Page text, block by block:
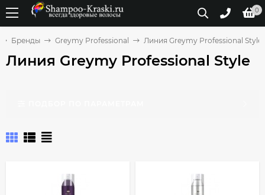
0
Бренды Greymy Professional Линия Greymy Professional Style
Линия Greymy Professional Style